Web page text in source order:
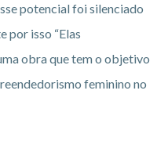
potencial foi silenciado
por isso “Elas
obra que tem o objetivo
feminino no